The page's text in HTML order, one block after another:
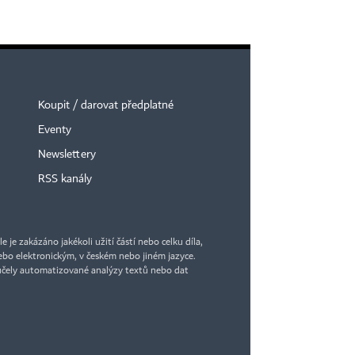
Koupit / darovat předplatné
Eventy
Newslettery
RSS kanály
je zakázáno jakékoli užití částí nebo celku díla,
elektronickým, v českém nebo jiném jazyce.
automatizované analýzy textů nebo dat